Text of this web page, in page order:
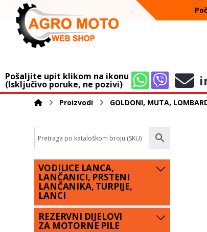
Pošaljite upit klikom na ikonu
(Isključivo poruke, ne pozivi)
Proizvodi GOLDONI, MUTA,
VODILICE LANCA,
LANČANICI, PRSTENI
LANČANIKA, TURPIJE,
LANCI
REZERVNI DIJELOVI
ZA MOTORNE PILE